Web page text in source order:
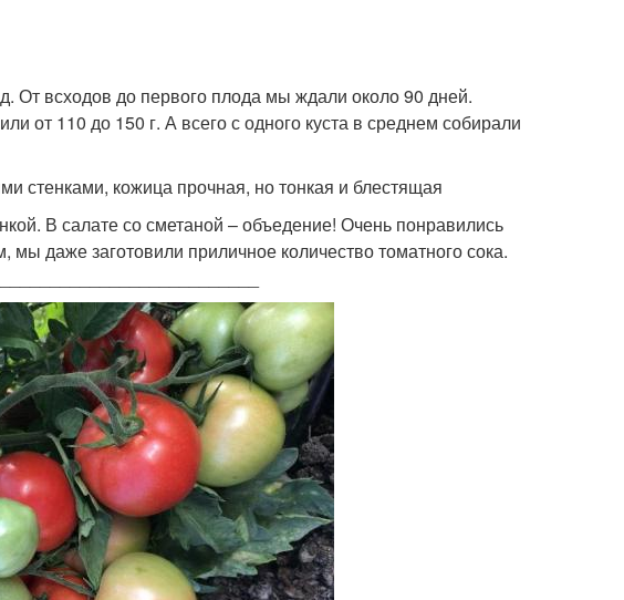
От всходов до первого плода мы ждали около 90 дней.
от 110 до 150 г. А всего с одного куста в среднем собирали
стенками, кожица прочная, но тонкая и блестящая
В салате со сметаной – объедение! Очень понравились
даже заготовили приличное количество томатного сока.